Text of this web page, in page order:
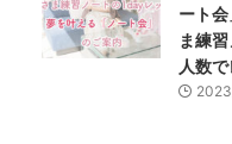
ート
ま練
人数